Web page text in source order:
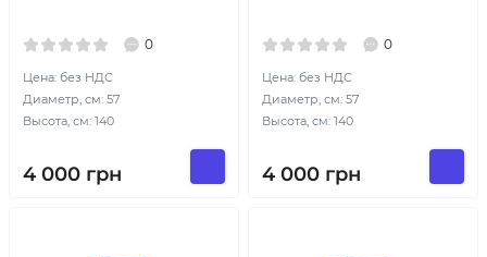
0
Цена: без НДС
Диаметр, см: 57
Высота, см: 140
4 000 грн
0
Цена: без НДС
Диаметр, см: 57
Высота, см: 140
4 000 грн